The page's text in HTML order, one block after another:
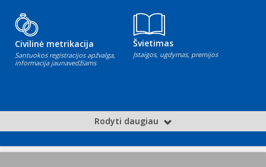
Civilinė metrikacija
Santuokos registracijos apžvalga,
informacija jaunavedžiams
Švietimas
Įstaigos, ugdymas, premijos
Rodyti daugiau